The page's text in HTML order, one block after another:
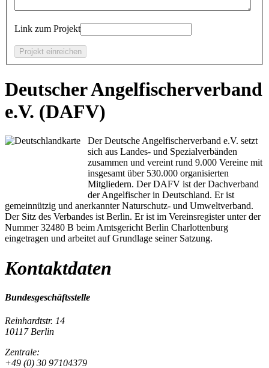
Link zum Projekt
Deutscher Angelfischerverband
e.V. (DAFV)
Der Deutsche Angelfischerverband e.V. setzt
sich aus Landes- und Spezialverbänden
zusammen und vereint rund 9.000 Vereine mit
insgesamt über 530.000 organisierten
Mitgliedern. Der DAFV ist der Dachverband
der Angelfischer in Deutschland. Er ist
gemeinnützig und anerkannter Naturschutz- und Umweltverband.
Der Sitz des Verbandes ist Berlin. Er ist im Vereinsregister unter der
Nummer 32480 B beim Amtsgericht Berlin Charlottenburg
eingetragen und arbeitet auf Grundlage seiner Satzung.
Kontaktdaten
Bundesgeschäftsstelle
Reinhardtstr. 14
10117 Berlin
Zentrale:
+49 (0) 30 97104379